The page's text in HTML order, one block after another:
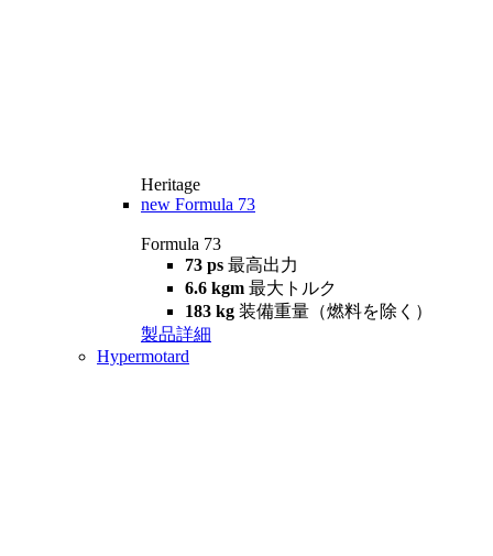
Heritage
new Formula 73
Formula 73
73 ps 最高出力
6.6 kgm 最大トルク
183 kg 装備重量（燃料を除く）
製品詳細
Hypermotard